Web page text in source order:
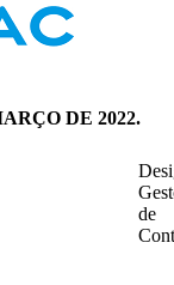
DE 2022.
de